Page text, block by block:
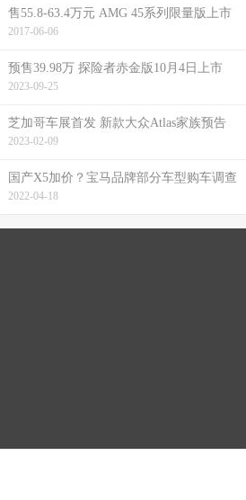
售55.8-63.4万元 AMG 45系列限量版上市
2017-06-06
预售39.98万 探险者赤金版10月4日上市
2023-09-25
芝加哥车展首发 新款大众Atlas家族预告
2023-02-09
国产X5加价？宝马品牌部分车型购车调查
2022-04-18